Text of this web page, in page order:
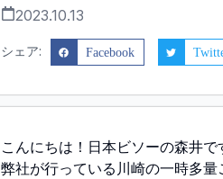
2023.10.13
シェア: Facebook
こんにちは！日本ビソーの森井で
弊社が行っている川崎の一時多量